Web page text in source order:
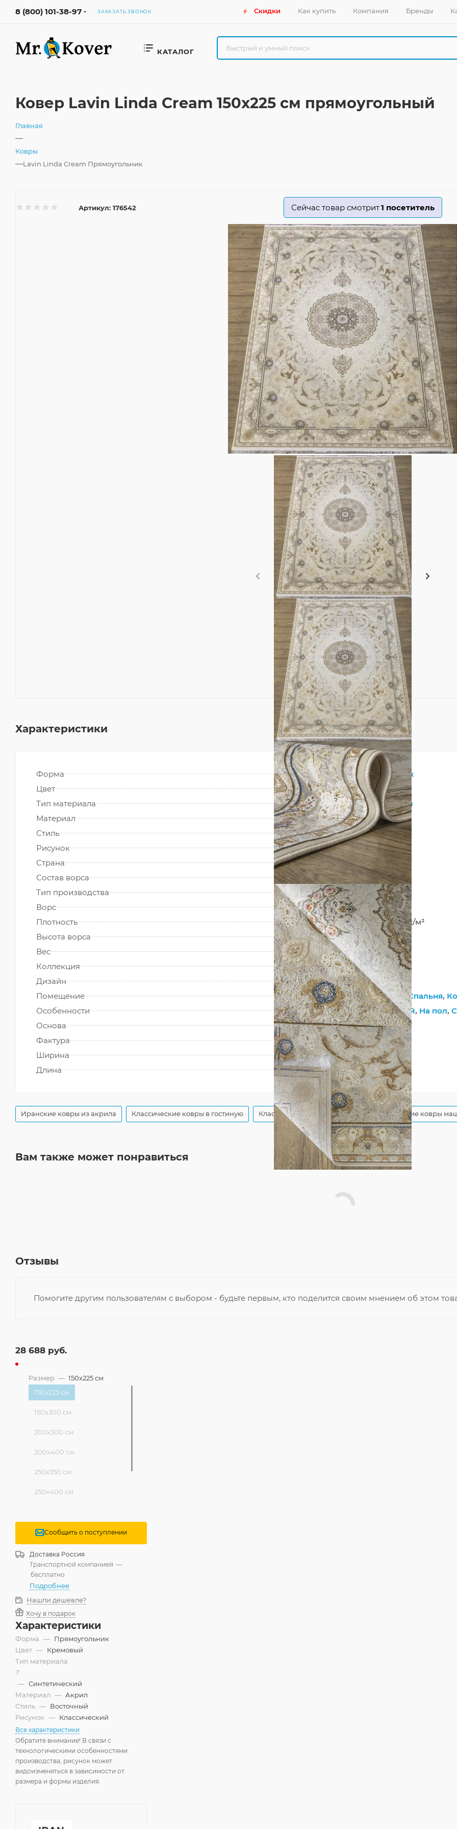
8 (800) 101-38-97 ЗАКАЗАТЬ ЗВОНОК Скидки Как купить Компания Бренды
КАТАЛОГ
Ковер Lavin Linda Cream 150x225 см прямоугольный
Главная
—
Ковры
—Lavin Linda Cream Прямоугольник
Артикул: 176542 Сейчас товар смотрит1 посетитель
Характеристики
Форма
Прямоугольник
Цвет
Кремовый
Тип материала
?
Синтетический
Материал
Акрил
Стиль
Восточный
Рисунок
Классический
Страна
Иран
Состав ворса
100% Акрил
Тип производства
Машинный
Ворс
?
Средний
Плотность
2 880 000 точек/м²
Высота ворса
6 мм
Вес
3000 г/м²
Коллекция
Lavin
Дизайн
Linda
Помещение
Гостиная,Зал,Спальня,
Особенности
Высокоплотный, На пол,
Основа
?
Хлопковая
Фактура
?
Рельефный
Ширина
150
Длина
225
Иранские ковры из акрила Классические ковры в гостиную Классические ковры в спальню Иранские ковры
Вам также может понравиться
Отзывы
Помогите другим пользователям с выбором - будьте первым, кто поделится своим мнением об этом
28 688 руб.
Размер — 150x225 см
150x225 см
150x300 см
200x300 см
200x400 см
250x350 см
250x400 см
400x500 см
Сообщить о поступлении
Доставка Россия
Транспортной компанией —
бесплатно
Подробнее
Нашли дешевле?
Хочу в подарок
Характеристики
Форма — Прямоугольник
Цвет — Кремовый
Тип материала
?
— Синтетический
Материал — Акрил
Стиль — Восточный
Рисунок — Классический
Все характеристики
Обратите внимание! В связи с
технологическими особенностями
производства, рисунок может
видоизменяться в зависимости от
размера и формы изделия.